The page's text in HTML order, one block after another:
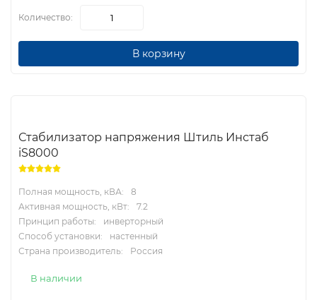
Количество:
В корзину
Стабилизатор напряжения Штиль Инстаб
iS8000
Полная мощность, кВА:
8
Активная мощность, кВт:
7.2
Принцип работы:
инверторный
Способ установки:
настенный
Страна производитель:
Россия
В наличии